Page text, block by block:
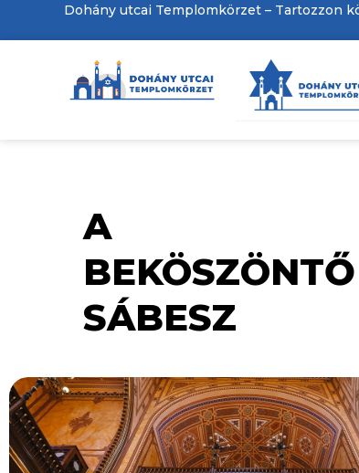
A
BEKÖSZÖNTŐ
SÁBESZ